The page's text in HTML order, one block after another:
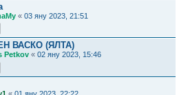
« 03 яну 2023, 21:51
ВАСКО (ЯЛТА)
Petkov « 02 яну 2023, 15:46